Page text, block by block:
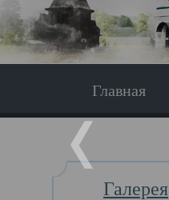
Главная
Галерея